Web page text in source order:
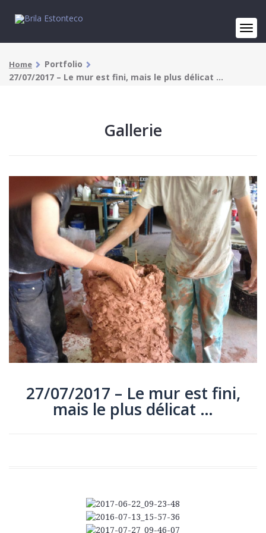
Home
Portfolio
27/07/2017 – Le mur est fini, mais le plus délicat …
Gallerie
27/07/2017 – Le mur est fini,
mais le plus délicat …